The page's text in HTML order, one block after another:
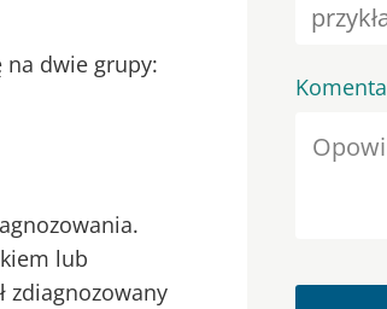
na dwie grupy:
lub
zdiagnozowany